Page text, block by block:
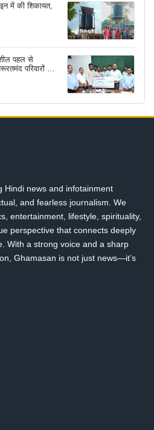
में की शिकायत,
पहल से
परिवारों का
Hindi news and infotainment
and fearless journalism. We
entertainment, lifestyle, spirituality,
perspective that connects deeply
With a strong voice and a sharp
Ghamasan is not just news—it’s